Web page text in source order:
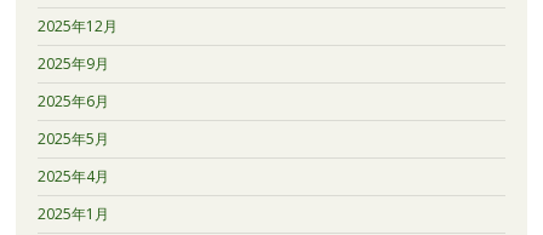
2025年12月
2025年9月
2025年6月
2025年5月
2025年4月
2025年1月